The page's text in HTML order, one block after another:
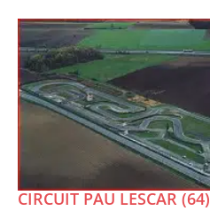
CIRCUIT PAU LESCAR (64)